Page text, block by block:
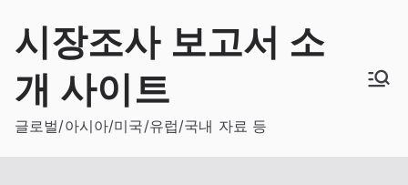
content
시장조사 보고서 소
개 사이트
글로벌/아시아/미국/유럽/국내 자료 등